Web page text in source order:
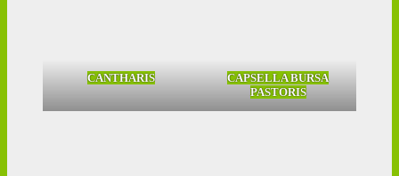
CANTHARIS
CAPSELLA BURSA
PASTORIS